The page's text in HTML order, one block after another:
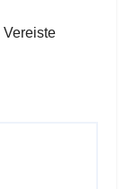
Vereiste